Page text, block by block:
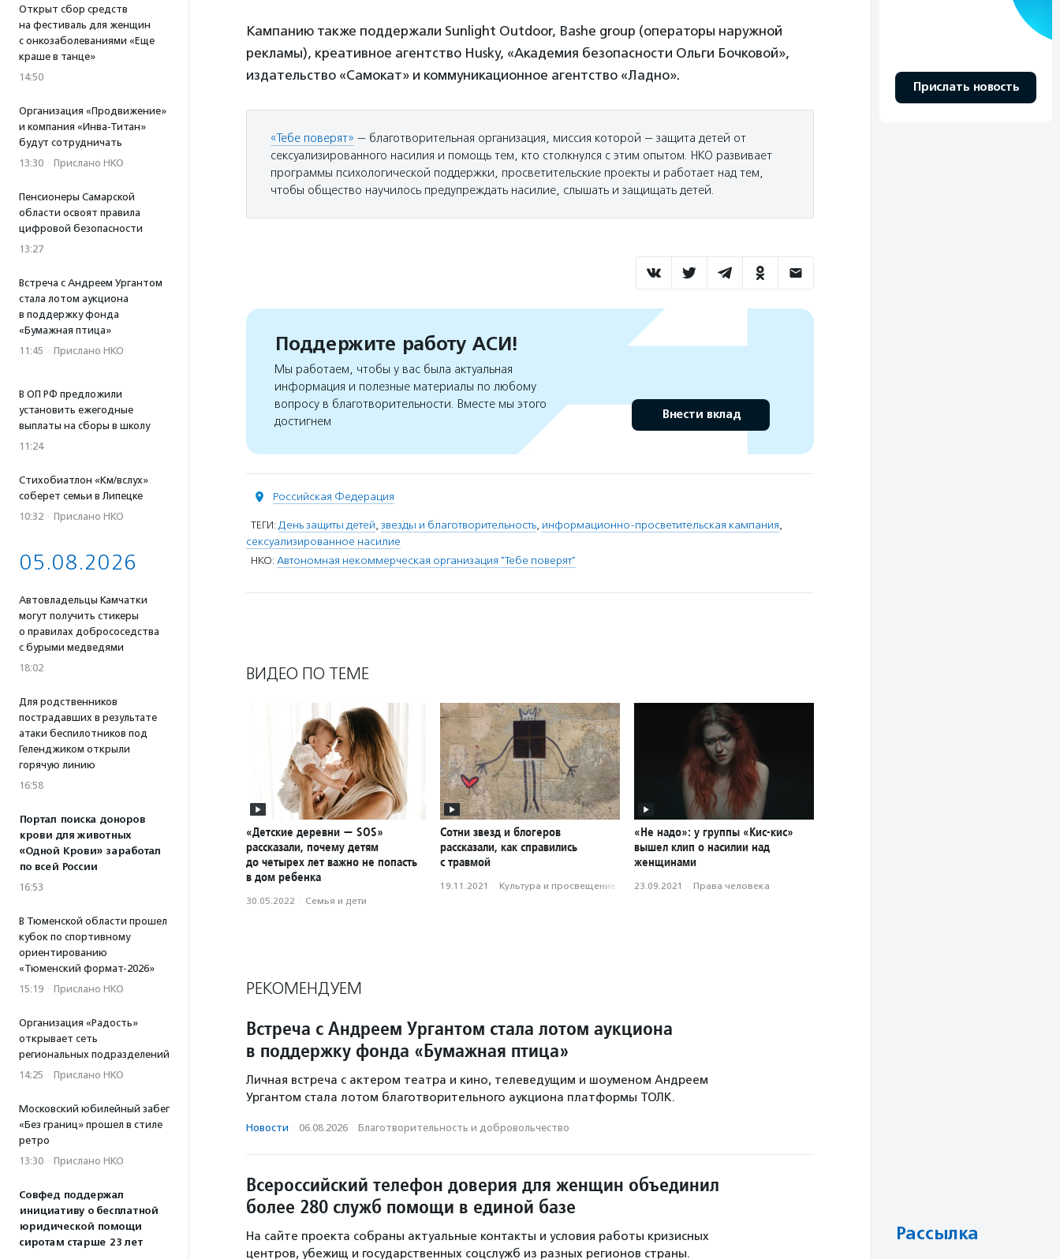
Открыт сбор средств
на фестиваль для женщин
с онкозаболеваниями «Еще
краше в танце»
14:50
Организация «Продвижение»
и компания «Инва-Титан»
будут сотрудничать
13:30 · Прислано НКО
Пенсионеры Самарской
области освоят правила
цифровой безопасности
13:27
Встреча с Андреем Ургантом
стала лотом аукциона
в поддержку фонда
«Бумажная птица»
11:45 · Прислано НКО
В ОП РФ предложили
установить ежегодные
выплаты на сборы в школу
11:24
Стихобиатлон «Км/вслух»
соберет семьи в Липецке
10:32 · Прислано НКО
05.08.2026
Автовладельцы Камчатки
могут получить стикеры
о правилах добрососедства
с бурыми медведями
18:02
Для родственников
пострадавших в результате
атаки беспилотников под
Геленджиком открыли
горячую линию
16:58
Портал поиска доноров
крови для животных
«Одной Крови» заработал
по всей России
16:53
В Тюменской области прошел
кубок по спортивному
ориентированию
«Тюменский формат-2026»
15:19 · Прислано НКО
Организация «Радость»
открывает сеть
региональных подразделений
14:25 · Прислано НКО
Московский юбилейный забег
«Без границ» прошел в стиле
ретро
13:30 · Прислано НКО
Совфед поддержал
инициативу о бесплатной
юридической помощи
сиротам старше 23 лет
Кампанию также поддержали Sunlight Outdoor, Bashe group (операторы наружной
рекламы), креативное агентство Husky, «Академия безопасности Ольги Бочковой»,
издательство «Самокат» и коммуникационное агентство «Ладно».
«Тебе поверят» — благотворительная организация, миссия которой — защита детей от
сексуализированного насилия и помощь тем, кто столкнулся с этим опытом. НКО развивает
программы психологической поддержки, просветительские проекты и работает над тем,
чтобы общество научилось предупреждать насилие, слышать и защищать детей.
Поддержите работу АСИ!
Мы работаем, чтобы у вас была актуальная
информация и полезные материалы по любому
вопросу в благотворительности. Вместе мы этого
достигнем
Внести вклад
Российская Федерация
ТЕГИ: День защиты детей, звезды и благотворительность, информационно-просветительская кампания,
сексуализированное насилие
НКО: Автономная некоммерческая организация "Тебе поверят"
ВИДЕО ПО ТЕМЕ
«Детские деревни — SOS»
рассказали, почему детям
до четырех лет важно не попасть
в дом ребенка
30.05.2022 · Семья и дети
Сотни звезд и блогеров
рассказали, как справились
с травмой
19.11.2021 · Культура и просвещение
«Не надо»: у группы «Кис-кис»
вышел клип о насилии над
женщинами
23.09.2021 · Права человека
РЕКОМЕНДУЕМ
Встреча с Андреем Ургантом стала лотом аукциона
в поддержку фонда «Бумажная птица»
Личная встреча с актером театра и кино, телеведущим и шоуменом Андреем
Ургантом стала лотом благотворительного аукциона платформы ТОЛК.
Новости · 06.08.2026 · Благотвори­тель­ность и доброволь­чест­во
Всероссийский телефон доверия для женщин объединил
более 280 служб помощи в единой базе
На сайте проекта собраны актуальные контакты и условия работы кризисных
центров, убежищ и государственных соцслужб из разных регионов страны.
Прислать новость
Рассылка